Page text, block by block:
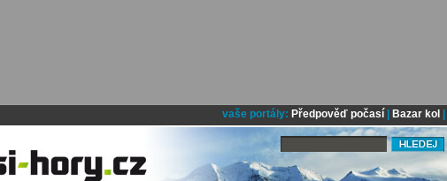
vaše portály: Předpověď počasí| Bazar kol